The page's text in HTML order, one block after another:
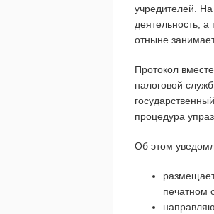
учредителей. На
деятельность, а
отныне
Протокол
налоговой
процедура
Об этом
печатном